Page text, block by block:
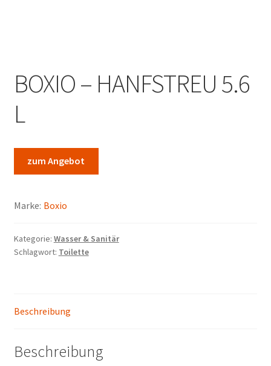
BOXIO – HANFSTREU 5.6
L
zum Angebot
Marke: Boxio
Kategorie: Wasser & Sanitär
Schlagwort: Toilette
Beschreibung
Beschreibung